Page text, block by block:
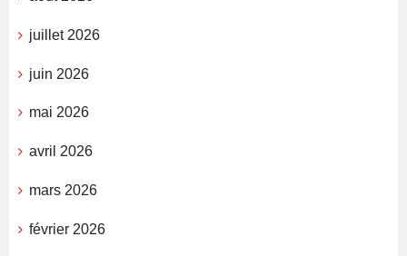
juillet 2026
juin 2026
mai 2026
avril 2026
mars 2026
février 2026